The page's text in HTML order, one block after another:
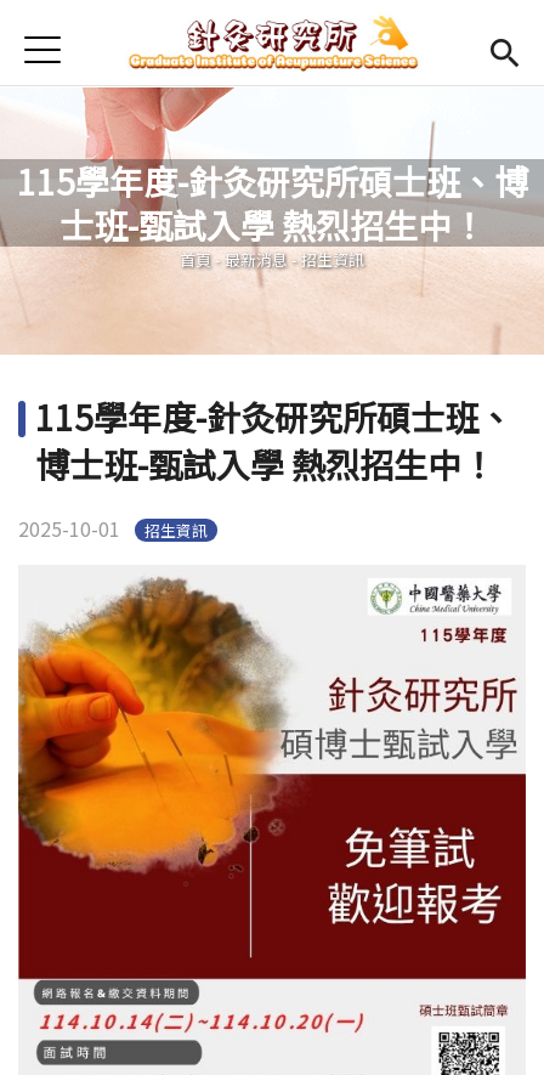
首頁
最新消息
本所簡介
Open submenu (師資陣容)
師資陣容
Open submenu (課程規劃)
課程規劃
Open submenu (學生專區)
學生專區
Open
English
Jump to Navigation
Jump to Main content
115學年度-針灸研究所碩士班、博
士班-甄試入學 熱烈招生中！
您在這裡
首頁 - 最新消息 -招生資訊
115學年度-針灸研究所碩士班、
博士班-甄試入學 熱烈招生中！
2025-10-01 招生資訊